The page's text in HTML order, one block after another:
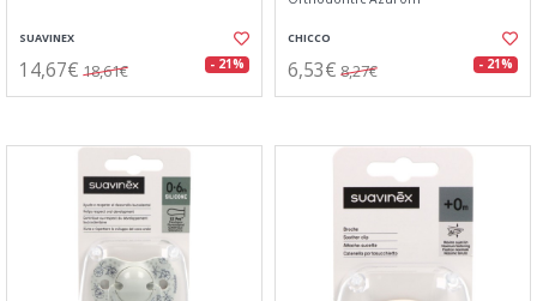
SUAVINEX
14,67€ 18,61€ - 21%
CHICCO
6,53€ 8,27€ - 21%